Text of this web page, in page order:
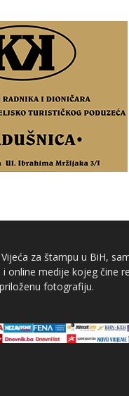
za štampu u BiH,
online medije kojeg čine
fotografiju.